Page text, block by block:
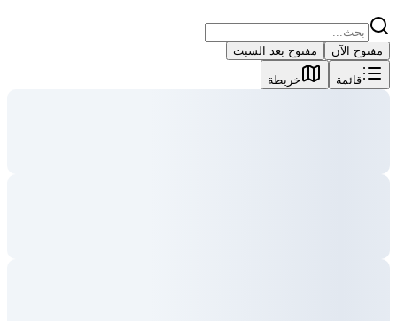
مفتوح الآن مفتوح بعد السبت
قائمة خريطة